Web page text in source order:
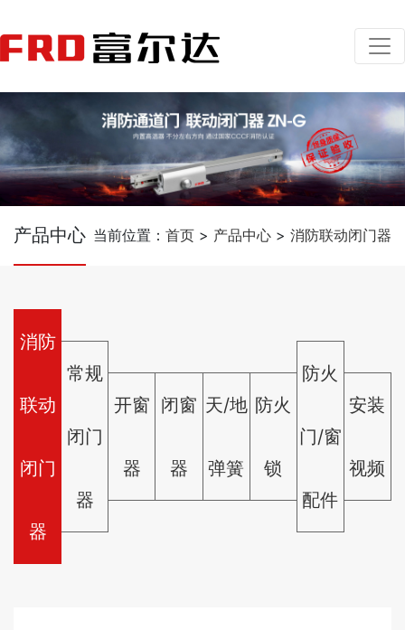
产品中心 当前位置： 首页 > 产品中心 > 消防联动闭门器
消防
联动
闭门
器
常规
闭门
器
开窗
器
闭窗
器
天/地
弹簧
防火
锁
防火
门/窗
配件
安装
视频